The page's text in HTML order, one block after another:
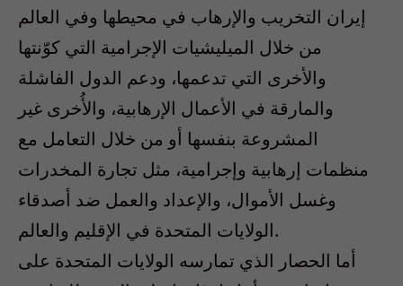
إيران التخريب والإرهاب في محيطها وفي العالم
من خلال الميليشيات الإجرامية التي كوّنتها
والأخرى التي تدعمها، ودعم الدول الفاشلة
والمارقة في الأعمال الإرهابية، والأُخرى غير
المشروعة بنفسها أو من خلال التعامل مع
منظمات إرهابية وإجرامية، مثل تجارة المخدرات
وغسل الأموال، والإعداد والعمل ضد أصدقاء
الولايات المتحدة في الإقليم والعالم.
أما الحصار الذي تمارسه الولايات المتحدة على